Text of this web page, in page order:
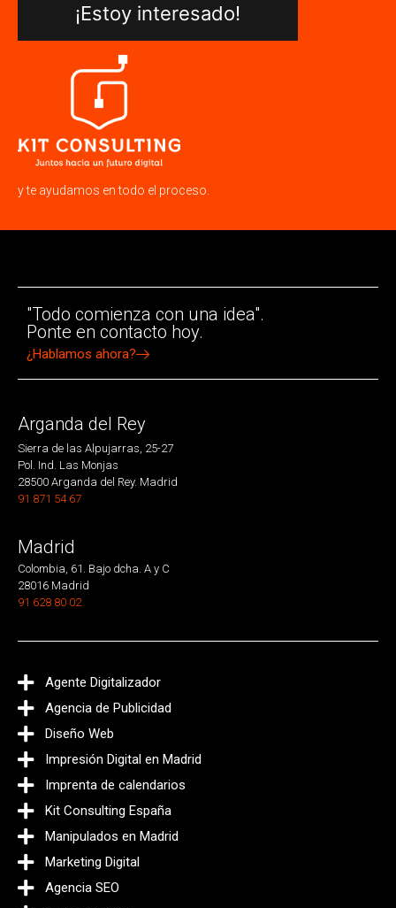
¡Estoy interesado!
y te ayudamos en todo el proceso.
"Todo comienza con una idea".
Ponte en contacto hoy.
¿Hablamos ahora?
Arganda del Rey
Sierra de las Alpujarras, 25-27
Pol. Ind. Las Monjas
28500 Arganda del Rey. Madrid
91 871 54 67
Madrid
Colombia, 61. Bajo dcha. A y C
28016 Madrid
91 628 80 02
Agente Digitalizador
Agencia de Publicidad
Diseño Web
Impresión Digital en Madrid
Imprenta de calendarios
Kit Consulting España
Manipulados en Madrid
Marketing Digital
Agencia SEO